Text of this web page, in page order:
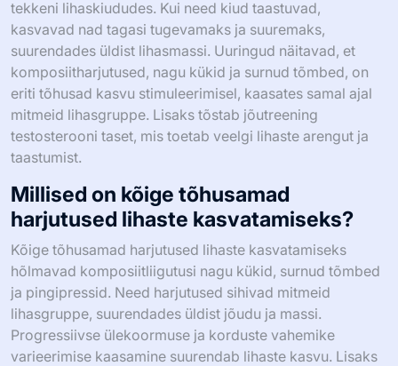
tekkeni lihaskiududes. Kui need kiud taastuvad,
kasvavad nad tagasi tugevamaks ja suuremaks,
suurendades üldist lihasmassi. Uuringud näitavad, et
komposiitharjutused, nagu kükid ja surnud tõmbed, on
eriti tõhusad kasvu stimuleerimisel, kaasates samal ajal
mitmeid lihasgruppe. Lisaks tõstab jõutreening
testosterooni taset, mis toetab veelgi lihaste arengut ja
taastumist.
Millised on kõige tõhusamad
harjutused lihaste kasvatamiseks?
Kõige tõhusamad harjutused lihaste kasvatamiseks
hõlmavad komposiitliigutusi nagu kükid, surnud tõmbed
ja pingipressid. Need harjutused sihivad mitmeid
lihasgruppe, suurendades üldist jõudu ja massi.
Progressiivse ülekoormuse ja korduste vahemike
varieerimise kaasamine suurendab lihaste kasvu. Lisaks